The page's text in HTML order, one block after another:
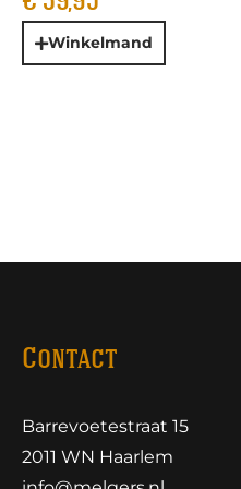
Winkelmand
Contact
Barrevoetestraat 15
2011 WN Haarlem